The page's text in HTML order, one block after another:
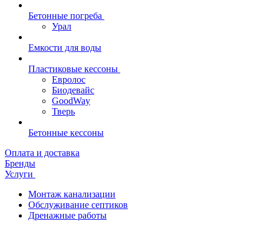
Бетонные погреба
Урал
Емкости для воды
Пластиковые кессоны
Евролос
Биодевайс
GoodWay
Тверь
Бетонные кессоны
Оплата и доставка
Бренды
Услуги
Монтаж канализации
Обслуживание септиков
Дренажные работы